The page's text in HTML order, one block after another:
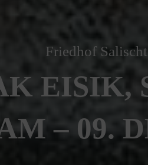
Friedhof
EISIK,
– 09.